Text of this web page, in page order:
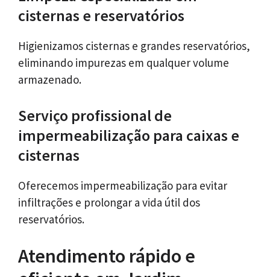
cisternas e reservatórios
Higienizamos cisternas e grandes reservatórios,
eliminando impurezas em qualquer volume
armazenado.
Serviço profissional de
impermeabilização para caixas e
cisternas
Oferecemos impermeabilização para evitar
infiltrações e prolongar a vida útil dos
reservatórios.
Atendimento rápido e